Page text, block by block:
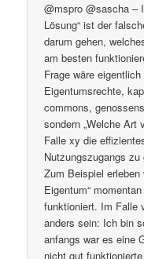
@mspro @sascha –
Lösung“ ist der
darum gehen,
am besten
Frage wäre
Eigentumsrechte,
commons,
sondern „Welche Art
Falle xy die
Nutzungszugangs zu
Zum Beispiel
Eigentum“
funktioniert. Im Falle
anders sein: Ich bin
anfangs war es eine
nicht gut